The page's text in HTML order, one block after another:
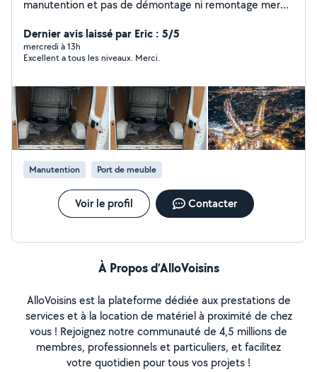
manutention et pas de démontage ni remontage merci
Dernier avis laissé par Eric : 5/5
mercredi à 13h
Excellent a tous les niveaux. Merci.
Manutention Port de meuble
Voir le profil Contacter
À Propos d’AlloVoisins
AlloVoisins est la plateforme dédiée aux prestations de
services et à la location de matériel à proximité de chez
vous ! Rejoignez notre communauté de 4,5 millions de
membres, professionnels et particuliers, et facilitez
votre quotidien pour tous vos projets !